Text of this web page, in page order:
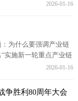
2026-01-16
为什么要强调产业链
实施新一轮重点产业链
2026-01-16
争胜利80周年大会